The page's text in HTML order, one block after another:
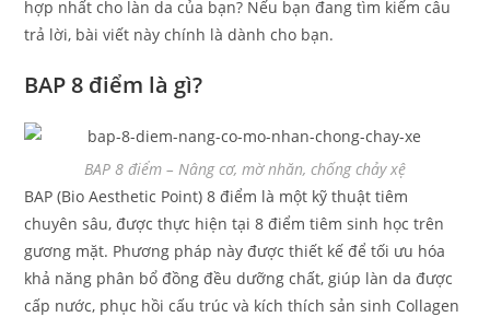
hợp nhất cho làn da của bạn? Nếu bạn đang tìm kiếm câu
trả lời, bài viết này chính là dành cho bạn.
BAP 8 điểm là gì?
BAP 8 điểm – Nâng cơ, mờ nhăn, chống chảy xệ
BAP (Bio Aesthetic Point) 8 điểm là một kỹ thuật tiêm
chuyên sâu, được thực hiện tại 8 điểm tiêm sinh học trên
gương mặt. Phương pháp này được thiết kế để tối ưu hóa
khả năng phân bổ đồng đều dưỡng chất, giúp làn da được
cấp nước, phục hồi cấu trúc và kích thích sản sinh Collagen